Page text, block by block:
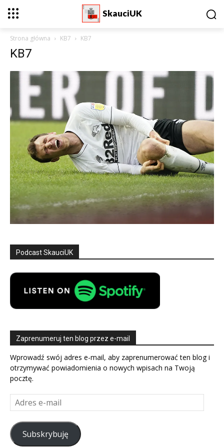
SkauciUK
Strona główna KB7 KB7
KB7
Podcast SkauciUK
Zaprenumeruj ten blog przez e-mail
Wprowadź swój adres e-mail, aby zaprenumerować ten blog i
otrzymywać powiadomienia o nowych wpisach na Twoją
pocztę.
Adres
e-
mail
Subskrybuję